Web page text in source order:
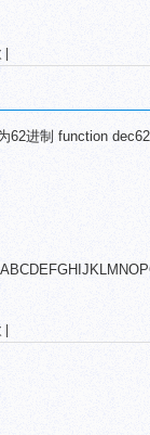
62进制 function